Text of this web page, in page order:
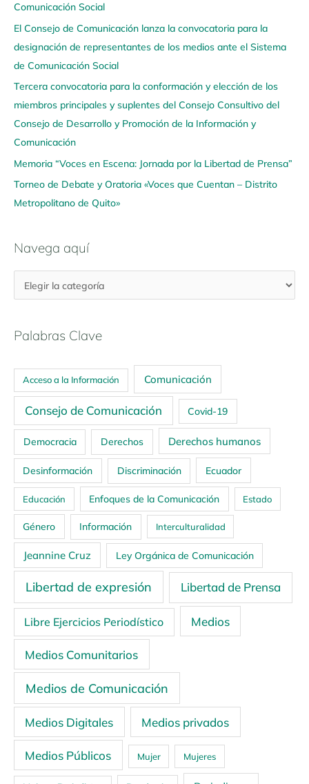
Comunicación Social
El Consejo de Comunicación lanza la convocatoria para la
designación de representantes de los medios ante el Sistema
de Comunicación Social
Tercera convocatoria para la conformación y elección de los
miembros principales y suplentes del Consejo Consultivo del
Consejo de Desarrollo y Promoción de la Información y
Comunicación
Memoria “Voces en Escena: Jornada por la Libertad de Prensa”
Torneo de Debate y Oratoria «Voces que Cuentan – Distrito
Metropolitano de Quito»
Navega aquí
g
a
a
q
u
í
Palabras Clave
Acceso a la Información Comunicación
Consejo de Comunicación Covid-19
Democracia Derechos Derechos humanos
Desinformación Discriminación Ecuador
Educación Enfoques de la Comunicación Estado
Género Información Interculturalidad
Jeannine Cruz Ley Orgánica de Comunicación
Libertad de expresión Libertad de Prensa
Libre Ejercicios Periodístico Medios
Medios Comunitarios
Medios de Comunicación
Medios Digitales Medios privados
Medios Públicos Mujer Mujeres